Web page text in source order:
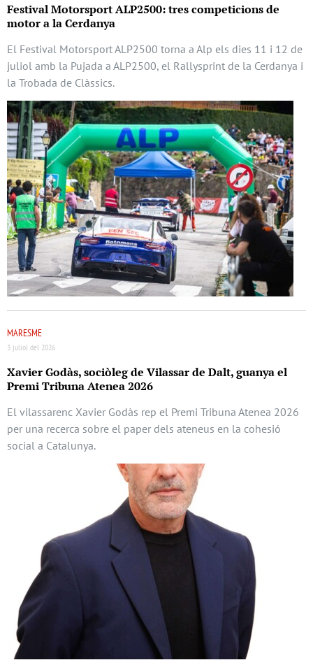
Festival Motorsport ALP2500: tres competicions de
motor a la Cerdanya
El Festival Motorsport ALP2500 torna a Alp els dies 11 i 12 de
juliol amb la Pujada a ALP2500, el Rallysprint de la Cerdanya i
la Trobada de Clàssics.
MARESME
3 juliol del 2026
Xavier Godàs, sociòleg de Vilassar de Dalt, guanya el
Premi Tribuna Atenea 2026
El vilassarenc Xavier Godàs rep el Premi Tribuna Atenea 2026
per una recerca sobre el paper dels ateneus en la cohesió
social a Catalunya.